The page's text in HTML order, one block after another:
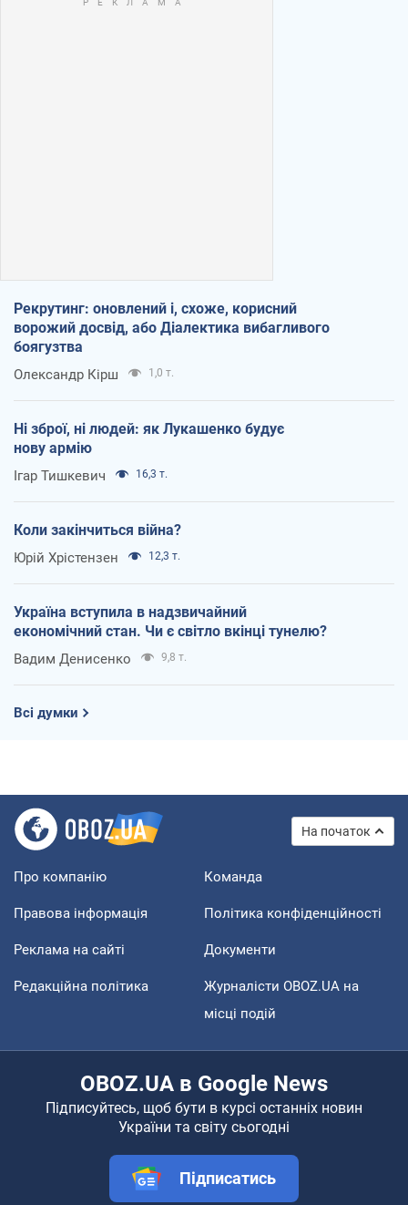
Рекрутинг: оновлений і, схоже, корисний
ворожий досвід, або Діалектика вибагливого
боягузтва
Олександр Кірш 1,0 т.
Ні зброї, ні людей: як Лукашенко будує
нову армію
Ігар Тишкевич 16,3 т.
Коли закінчиться війна?
Юрій Хрістензен 12,3 т.
Україна вступила в надзвичайний
економічний стан. Чи є світло вкінці тунелю?
Вадим Денисенко 9,8 т.
Всі думки
На початок
Про компанію Команда
Правова інформація Політика конфіденційності
Реклама на сайті Документи
Редакційна політика
Журналісти OBOZ.UA на
місці подій
OBOZ.UA в Google News
Підписуйтесь, щоб бути в курсі останніх новин
України та світу сьогодні
Підписатись